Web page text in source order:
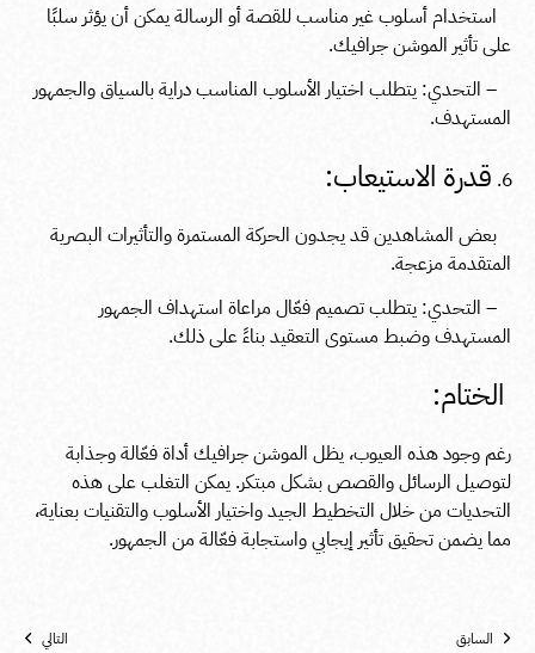
استخدام أسلوب غير مناسب للقصة أو الرسالة يمكن أن يؤثر سلبًا
على تأثير الموشن جرافيك.
– التحدي: يتطلب اختيار الأسلوب المناسب دراية بالسياق والجمهور
المستهدف.
قدرة الاستيعاب:
بعض المشاهدين قد يجدون الحركة المستمرة والتأثيرات البصرية
المتقدمة مزعجة.
– التحدي: يتطلب تصميم فعّال مراعاة استهداف الجمهور
المستهدف وضبط مستوى التعقيد بناءً على ذلك.
الختام:
رغم وجود هذه العيوب، يظل الموشن جرافيك أداة فعّالة وجذابة
لتوصيل الرسائل والقصص بشكل مبتكر. يمكن التغلب على هذه
التحديات من خلال التخطيط الجيد واختيار الأسلوب والتقنيات بعناية،
مما يضمن تحقيق تأثير إيجابي واستجابة فعّالة من الجمهور.
السابق التالي